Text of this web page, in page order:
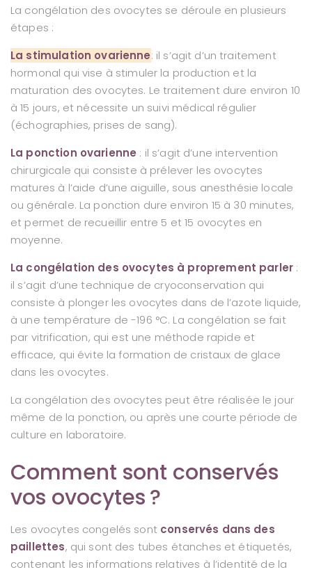
La congélation des ovocytes se déroule en plusieurs
étapes :
La stimulation ovarienne: il s’agit d’un traitement
hormonal qui vise à stimuler la production et la
maturation des ovocytes. Le traitement dure environ 10
à 15 jours, et nécessite un suivi médical régulier
(échographies, prises de sang).
La ponction ovarienne : il s’agit d’une intervention
chirurgicale qui consiste à prélever les ovocytes
matures à l’aide d’une aiguille, sous anesthésie locale
ou générale. La ponction dure environ 15 à 30 minutes,
et permet de recueillir entre 5 et 15 ovocytes en
moyenne.
La congélation des ovocytes à proprement parler :
il s’agit d’une technique de cryoconservation qui
consiste à plonger les ovocytes dans de l’azote liquide,
à une température de -196 °C. La congélation se fait
par vitrification, qui est une méthode rapide et
efficace, qui évite la formation de cristaux de glace
dans les ovocytes.
La congélation des ovocytes peut être réalisée le jour
même de la ponction, ou après une courte période de
culture en laboratoire.
Comment sont conservés
vos ovocytes ?
Les ovocytes congelés sont conservés dans des
paillettes, qui sont des tubes étanches et étiquetés,
contenant les informations relatives à l’identité de la